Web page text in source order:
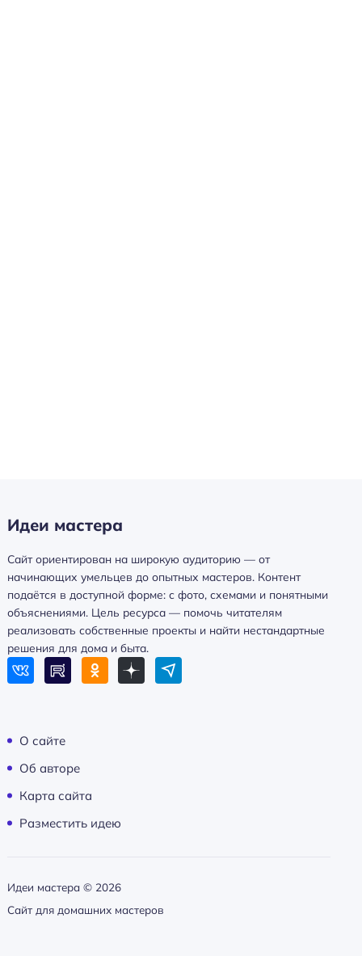
Идеи мастера
Сайт ориентирован на широкую аудиторию — от
начинающих умельцев до опытных мастеров. Контент
подаётся в доступной форме: с фото, схемами и понятными
объяснениями. Цель ресурса — помочь читателям
реализовать собственные проекты и найти нестандартные
решения для дома и быта.
О сайте
Об авторе
Карта сайта
Разместить идею
Идеи мастера © 2026
Сайт для домашних мастеров